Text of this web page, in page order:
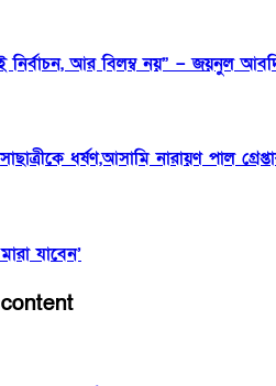
নির্বাচন, আর বিলম্ব নয়” – জয়নুল
ধর্ষণ,আসামি নারায়ণ পাল
যাবেন’